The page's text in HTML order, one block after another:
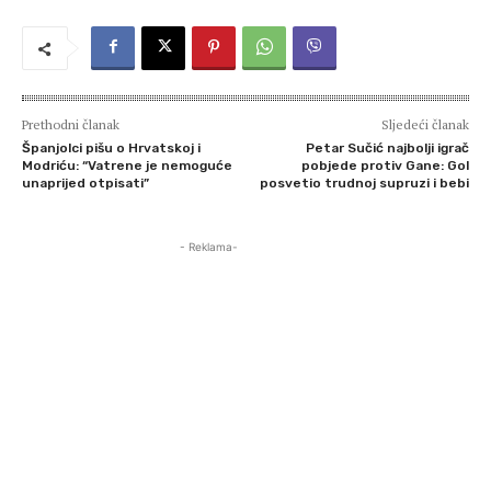
Prethodni članak
Španjolci pišu o Hrvatskoj i
Modriću: “Vatrene je nemoguće
unaprijed otpisati”
Sljedeći članak
Petar Sučić najbolji igrač
pobjede protiv Gane: Gol
posvetio trudnoj supruzi i bebi
- Reklama-